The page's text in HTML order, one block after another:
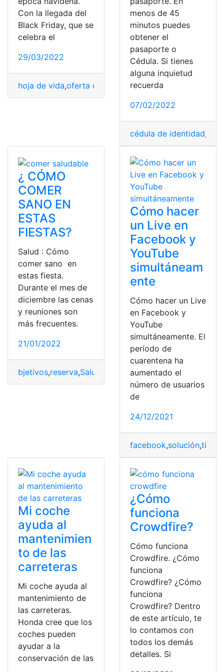
Con la llegada del
Black Friday, que se
celebra el
29/03/2022
hoja de vida,oferta de empleo,oportunidad
menos de 45
minutos puedes
obtener el
pasaporte o
Cédula. Si tienes
alguna inquietud
recuerda
07/02/2022
cédula de identidad,
¿ CÓMO
COMER
SANO EN
ESTAS
FIESTAS?
Salud : Cómo
comer sano en
estas fiesta.
Durante el mes de
diciembre las cenas
y reuniones son
más frecuentes.
21/01/2022
bjetivos,reserva,Salud
Cómo hacer
un Live en
Facebook y
YouTube
simultáneam
ente
Cómo hacer un Live
en Facebook y
YouTube
simultáneamente. El
período de
cuarentena ha
aumentado el
número de usuarios
de
24/12/2021
facebook,solución,
Mi coche
ayuda al
mantenimien
to de las
carreteras
Mi coche ayuda al
mantenimiento de
las carreteras.
Honda cree que los
coches pueden
ayudar a la
conservación de las
¿Cómo
funciona
Crowdfire?
Cómo funciona
Crowdfire. ¿Cómo
funciona
Crowdfire? ¿Cómo
funciona
Crowdfire? Dentro
de este artículo, te
lo contamos con
todos los demás
detalles. Si